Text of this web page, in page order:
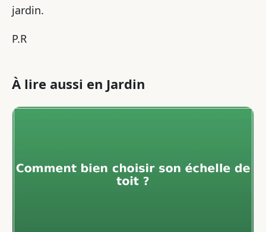
jardin.
P.R
À lire aussi en Jardin